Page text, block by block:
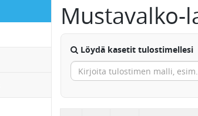
Mustavalko-
Löydä kasetit tulostimellesi